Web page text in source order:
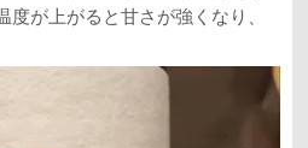
度が上がると甘さが強くなり、